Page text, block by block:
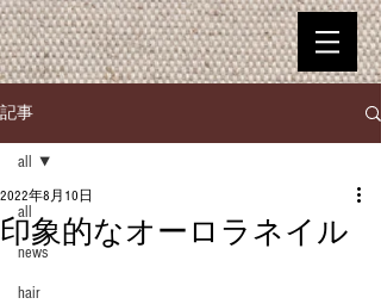
記事
all
news
hair
all
印象的なオーロラネイル
2022年8月10日